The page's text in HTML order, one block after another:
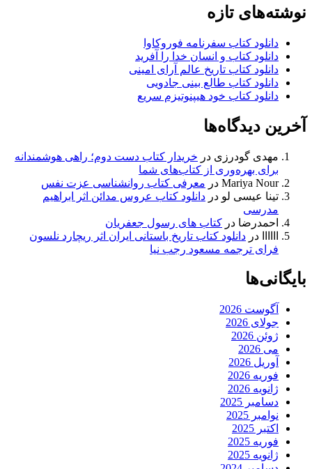
نوشته‌های تازه
دانلود کتاب سفرنامه فوروکاوا
دانلود کتاب و انسان خدا را آفرید
دانلود کتاب تاریخ عالم آرای امینی
دانلود کتاب طالع بینی جادویی
دانلود کتاب خود هیپنوتیزم سریع
آخرین دیدگاه‌ها
مهدی گودرزی در خریدار کتاب دست دوم؛ راهی هوشمندانه
برای بهره‌وری از کتاب‌های شما
Mariya Nour در معرفی کتاب روانشناسی عزت نفس
تینا عیسی لو در دانلود کتاب عروس مدائن اثر ابراهیم
مدرسی
احمدرضا در کتاب های رسول جعفریان
در دانلود کتاب تاریخ باستانی ایران اثر ریچارد نلسون
فرای ترجمه مسعود رجب نیا
بایگانی‌ها
آگوست 2026
جولای 2026
ژوئن 2026
می 2026
آوریل 2026
فوریه 2026
ژانویه 2026
دسامبر 2025
نوامبر 2025
اکتبر 2025
فوریه 2025
ژانویه 2025